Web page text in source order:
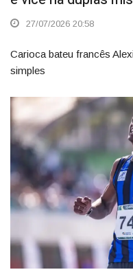
27/07/2026 20:58
Carioca bateu francês
simples